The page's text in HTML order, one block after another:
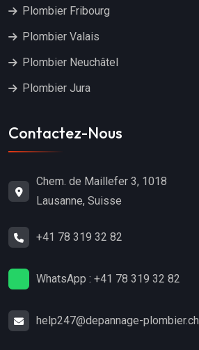
Plombier Fribourg
Plombier Valais
Plombier Neuchâtel
Plombier Jura
Contactez-Nous
Chem. de Maillefer 3, 1018
Lausanne, Suisse
+41 78 319 32 82
WhatsApp : +41 78 319 32 82
help247@depannage-plombier.ch